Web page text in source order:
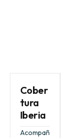
Cober
tura
Iberia
Acompañ